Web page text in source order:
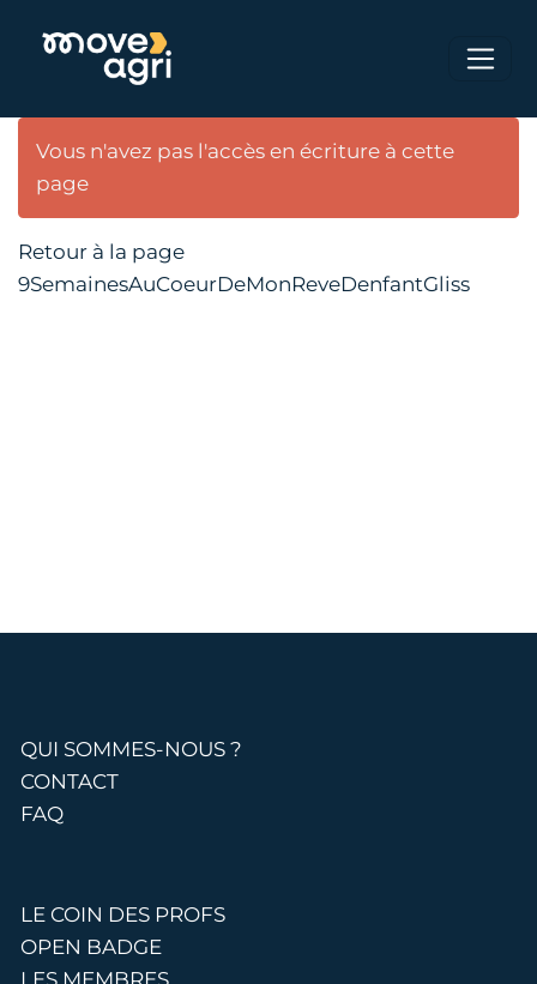
Vous n'avez pas l'accès en écriture à cette
page
Retour à la page
9SemainesAuCoeurDeMonReveDenfantGliss
QUI SOMMES-NOUS ?
CONTACT
FAQ
LE COIN DES PROFS
OPEN BADGE
LES MEMBRES